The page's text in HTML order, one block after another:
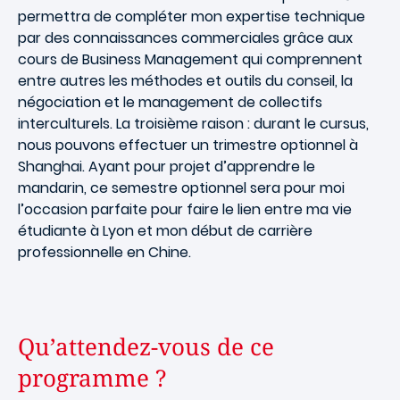
permettra de compléter mon expertise technique
par des connaissances commerciales grâce aux
cours de Business Management qui comprennent
entre autres les méthodes et outils du conseil, la
négociation et le management de collectifs
interculturels. La troisième raison : durant le cursus,
nous pouvons effectuer un trimestre optionnel à
Shanghai. Ayant pour projet d’apprendre le
mandarin, ce semestre optionnel sera pour moi
l’occasion parfaite pour faire le lien entre ma vie
étudiante à Lyon et mon début de carrière
professionnelle en Chine.
Qu’attendez-vous de ce
programme ?